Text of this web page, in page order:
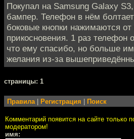
Покупал на Samsung Galaxy
бампер. Телефон в нём
боковые кнопки нажимаются
прикосновения. 1 раз телефон
что ему спасибо, но больше им
желания из-за
cтраницы: 1
Правила | Регистрация | Поиск
Комментарий появится на сайте только
модератором!
имя: